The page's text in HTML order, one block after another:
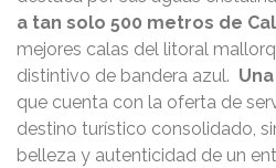
a tan solo 500 metros de
mejores calas del litoral
distintivo de bandera azul.
que cuenta con la oferta de
destino turístico consolidado,
belleza y autenticidad de un